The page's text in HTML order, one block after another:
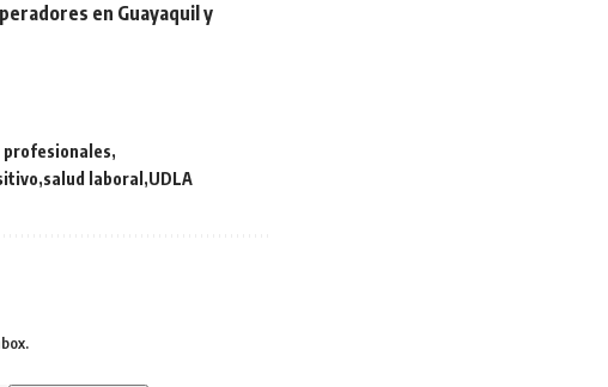
en Guayaquil y
profesionales
salud laboral UDLA